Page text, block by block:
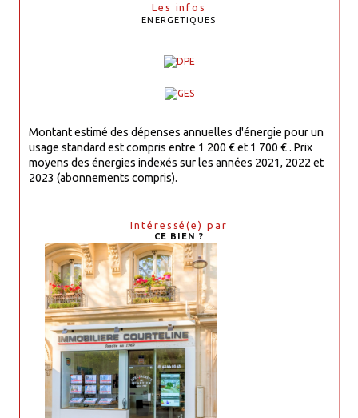
Les infos
ENERGETIQUES
Montant estimé des dépenses annuelles d'énergie pour un
usage standard est compris entre 1 200 € et 1 700 € . Prix
moyens des énergies indexés sur les années 2021, 2022 et
2023 (abonnements compris).
Intéressé(e) par
CE BIEN ?